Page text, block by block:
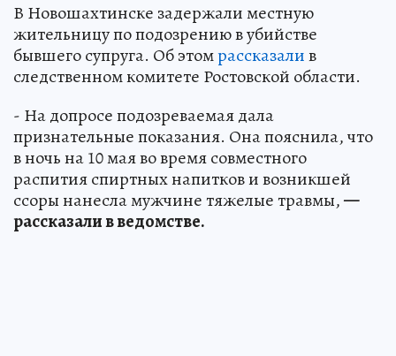
В Новошахтинске задержали местную
жительницу по подозрению в убийстве
бывшего супруга. Об этомрассказалив
следственном комитете Ростовской области.
- На допросе подозреваемая дала
признательные показания. Она пояснила, что
в ночь на 10 мая во время совместного
распития спиртных напитков и возникшей
ссоры нанесла мужчине тяжелые травмы,—
рассказали в ведомстве.